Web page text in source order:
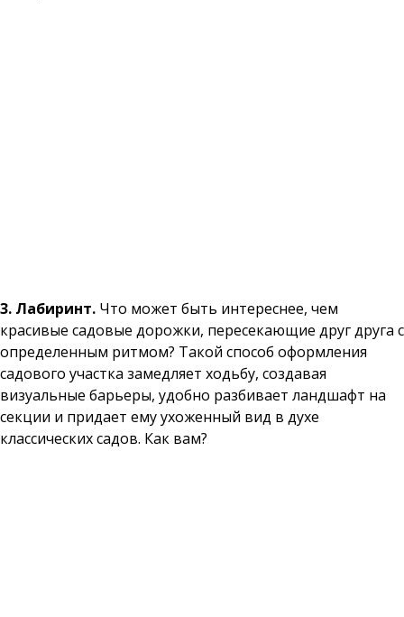
3. Лабиринт. Что может быть интереснее, чем
красивые садовые дорожки, пересекающие друг друга с
определенным ритмом? Такой способ оформления
садового участка замедляет ходьбу, создавая
визуальные барьеры, удобно разбивает ландшафт на
секции и придает ему ухоженный вид в духе
классических садов. Как вам?